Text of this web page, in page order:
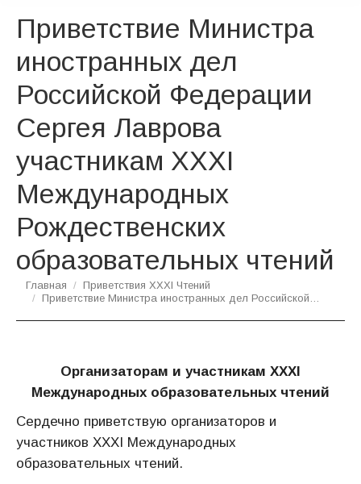
Приветствие Министра
иностранных дел
Российской Федерации
Сергея Лаврова
участникам XXXI
Международных
Рождественских
образовательных чтений
Вы здесь:
Главная
Приветствия XXXI Чтений
Приветствие Министра иностранных дел Российской…
Организаторам и участникам XXXI
Международных образовательных чтений
Сердечно приветствую организаторов и
участников XXXI Международных
образовательных чтений.